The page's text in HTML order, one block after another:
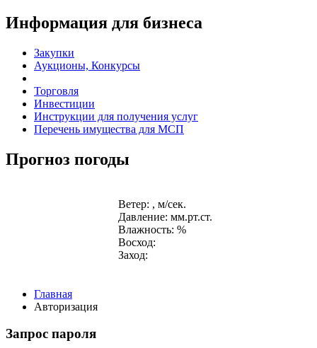
Информация для бизнеса
Закупки
Аукционы, Конкурсы
Торговля
Инвестиции
Инструкции для получения услуг
Перечень имущества для МСП
Прогноз погоды
Ветер: , м/сек.
Давление: мм.рт.ст.
Влажность: %
Восход:
Заход:
Главная
Авторизация
Запрос пароля